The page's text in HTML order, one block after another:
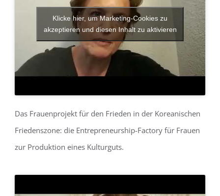
Klicke hier, um Marketing-Cookies zu
akzeptieren und diesen Inhalt zu aktivieren
Das Frauenprojekt für den Frieden in der Koreanischen
Friedenszone: die Entrepreneurship-Factory für Frauen
zur Produktion eines Kulturguts.